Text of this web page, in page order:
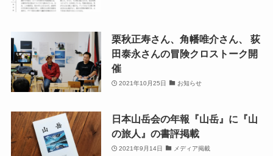
栗秋正寿さん、角幡唯介さん、 荻
田泰永さんの冒険クロストーク開
催
2021年10月25日 お知らせ
日本山岳会の年報『山岳』に『山
の旅人』の書評掲載
2021年9月14日 メディア掲載